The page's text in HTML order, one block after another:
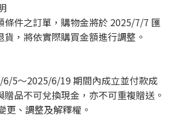
條件之訂單，購物金將於 2025/7/7 匯
，將依實際購買金額進行調整。
5～2025/6/19 期間內成立並付款成
品不可兌換現金，亦不可重複贈送。
更、調整及解釋權。